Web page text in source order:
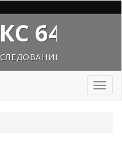
64
Toggle